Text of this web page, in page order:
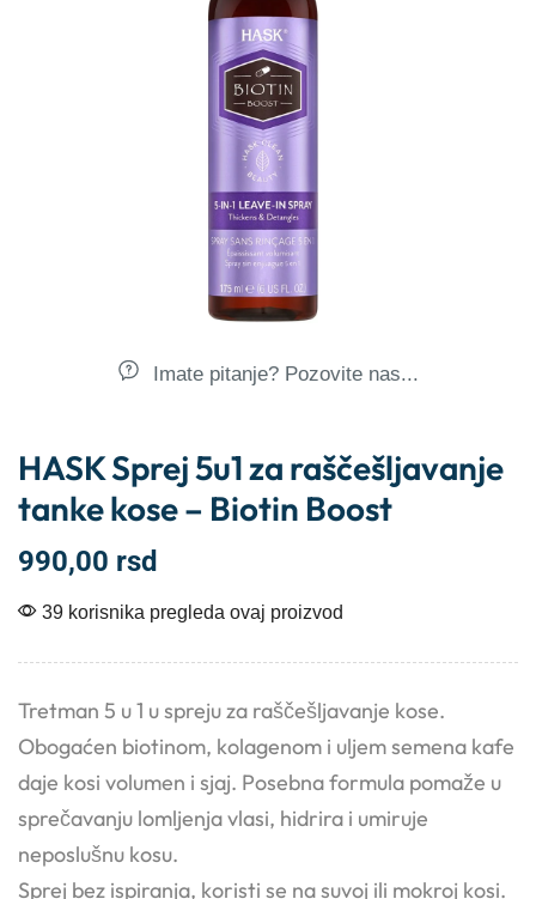
Imate pitanje? Pozovite nas...
HASK Sprej 5u1 za raščešljavanje
tanke kose – Biotin Boost
990,00 rsd
39 korisnika pregleda ovaj proizvod
Tretman 5 u 1 u spreju za raščešljavanje kose.
Obogaćen biotinom, kolagenom i uljem semena kafe
daje kosi volumen i sjaj. Posebna formula pomaže u
sprečavanju lomljenja vlasi, hidrira i umiruje
neposlušnu kosu.
Sprej bez ispiranja, koristi se na suvoj ili mokroj kosi.